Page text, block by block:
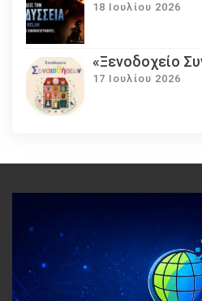
18 Ιουλίου 2026
«Ξενοδοχείο
17 Ιουλίου 2026